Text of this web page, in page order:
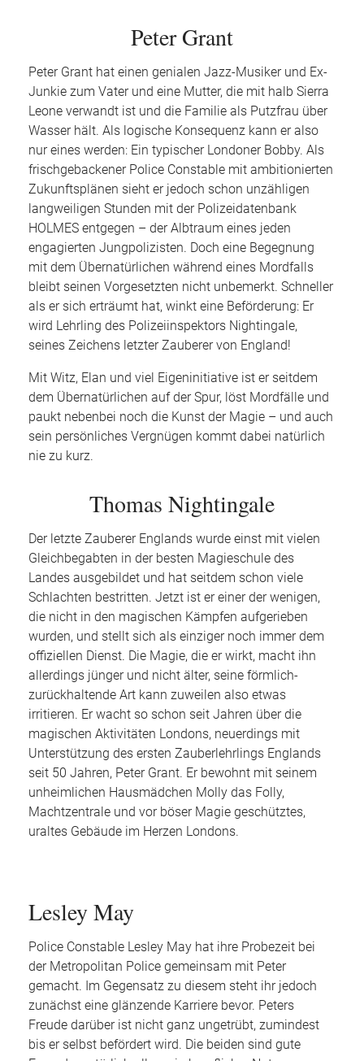
Peter Grant
Peter Grant hat einen genialen Jazz-Musiker und Ex-
Junkie zum Vater und eine Mutter, die mit halb Sierra
Leone verwandt ist und die Familie als Putzfrau über
Wasser hält. Als logische Konsequenz kann er also
nur eines werden: Ein typischer Londoner Bobby. Als
frischgebackener Police Constable mit ambitionierten
Zukunftsplänen sieht er jedoch schon unzähligen
langweiligen Stunden mit der Polizeidatenbank
HOLMES entgegen – der Albtraum eines jeden
engagierten Jungpolizisten. Doch eine Begegnung
mit dem Übernatürlichen während eines Mordfalls
bleibt seinen Vorgesetzten nicht unbemerkt. Schneller
als er sich erträumt hat, winkt eine Beförderung: Er
wird Lehrling des Polizeiinspektors Nightingale,
seines Zeichens letzter Zauberer von England!
Mit Witz, Elan und viel Eigeninitiative ist er seitdem
dem Übernatürlichen auf der Spur, löst Mordfälle und
paukt nebenbei noch die Kunst der Magie – und auch
sein persönliches Vergnügen kommt dabei natürlich
nie zu kurz.
Thomas Nightingale
Der letzte Zauberer Englands wurde einst mit vielen
Gleichbegabten in der besten Magieschule des
Landes ausgebildet und hat seitdem schon viele
Schlachten bestritten. Jetzt ist er einer der wenigen,
die nicht in den magischen Kämpfen aufgerieben
wurden, und stellt sich als einziger noch immer dem
offiziellen Dienst. Die Magie, die er wirkt, macht ihn
allerdings jünger und nicht älter, seine förmlich-
zurückhaltende Art kann zuweilen also etwas
irritieren. Er wacht so schon seit Jahren über die
magischen Aktivitäten Londons, neuerdings mit
Unterstützung des ersten Zauberlehrlings Englands
seit 50 Jahren, Peter Grant. Er bewohnt mit seinem
unheimlichen Hausmädchen Molly das Folly,
Machtzentrale und vor böser Magie geschütztes,
uraltes Gebäude im Herzen Londons.
Lesley May
Police Constable Lesley May hat ihre Probezeit bei
der Metropolitan Police gemeinsam mit Peter
gemacht. Im Gegensatz zu diesem steht ihr jedoch
zunächst eine glänzende Karriere bevor. Peters
Freude darüber ist nicht ganz ungetrübt, zumindest
bis er selbst befördert wird. Die beiden sind gute